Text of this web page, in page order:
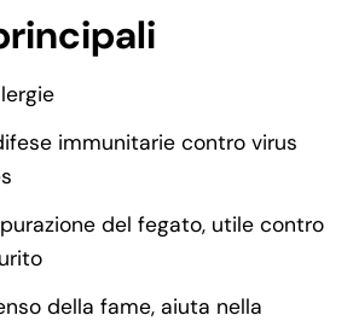
immunitarie contro virus
del fegato, utile contro
della fame, aiuta nella